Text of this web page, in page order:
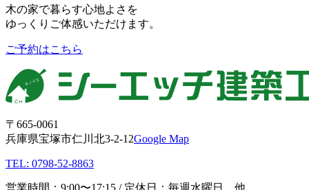
木の家で暮らす心地よさを
ゆっくりご体感いただけます。
ご予約はこちら
〒665-0061
兵庫県宝塚市仁川北3-2-12Google Map
TEL: 0798-52-8863